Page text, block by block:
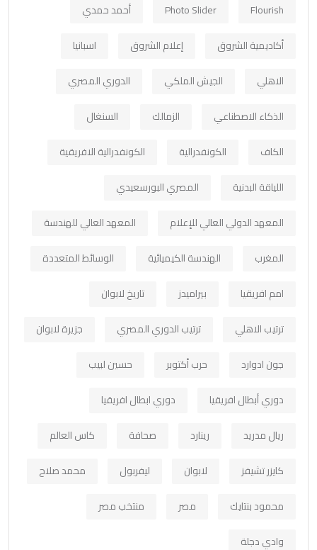
Flourish
Photo Slider
أحمد حمدي
أكاديمية الشروق
إعلام الشروق
اسبانيا
الاهلي
الجيش الملكي
الدوري المصري
الذكاء الاصطناعي
الزمالك
السنغال
الكاف
الكونفدرالية
الكونفدرالية الافريقية
اللياقة البدنية
المصري البورسعيدي
المعهد الدولي العالي للإعلام
المعهد العالي للهندسة
المغرب
الهندسة الكيميائية
الوسائط المتعددة
امم افريقيا
بيراميدز
تاريخ لابوان
ترتيب الاهلي
ترتيب الدوري المصري
جزيرة لابوان
جون ادوارد
حرب أكتوبر
حسين لبيب
دوري أبطال افريقيا
دوري ابطال افريقيا
ريال مدريد
رينارد صحافة
كاس العالم
كايزر تشيفز
لابوان ليفربول
محمد صلاح
محمود بنتايك
مصر
منتخب مصر
وادي دجلة